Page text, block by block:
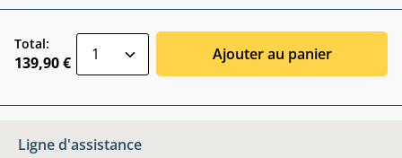
Total:
139,90 € Ajouter au panier
Ligne d'assistance